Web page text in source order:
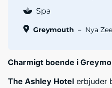
Spa
Greymouth – Nya
Charmigt boende i
The Ashley Hotel erbjuder